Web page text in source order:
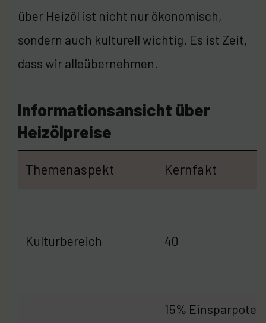
über Heizöl ist nicht nur ökonomisch,
sondern auch kulturell wichtig. Es ist Zeit,
dass wir alleübernehmen.
Informationsansicht über
Heizölpreise
Themenaspekt Kernfakt
Kulturbereich 40
15%